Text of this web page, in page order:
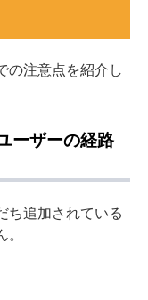
上での注意
の注意点を紹介し